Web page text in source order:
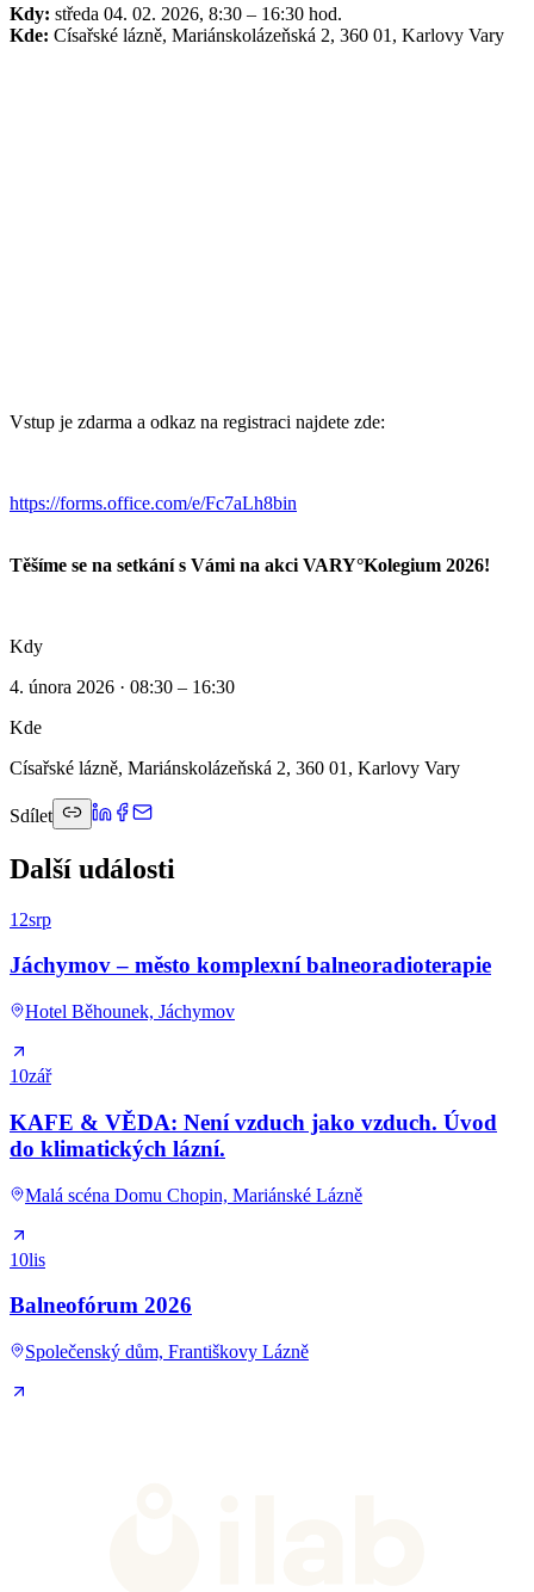
Kdy: středa 04. 02. 2026, 8:30 – 16:30 hod.
Kde: Císařské lázně, Mariánskolázeňská 2, 360 01, Karlovy Vary
Vstup je zdarma a odkaz na registraci najdete zde:
https://forms.office.com/e/Fc7aLh8bin
Těšíme se na setkání s Vámi na akci VARY°Kolegium 2026!
Kdy
4. února 2026 · 08:30 – 16:30
Kde
Císařské lázně, Mariánskolázeňská 2, 360 01, Karlovy Vary
Sdílet
Další události
12srp
Jáchymov – město komplexní balneoradioterapie
Hotel Běhounek, Jáchymov
10zář
KAFE & VĚDA: Není vzduch jako vzduch. Úvod
do klimatických lázní.
Malá scéna Domu Chopin, Mariánské Lázně
10lis
Balneofórum 2026
Společenský dům, Františkovy Lázně